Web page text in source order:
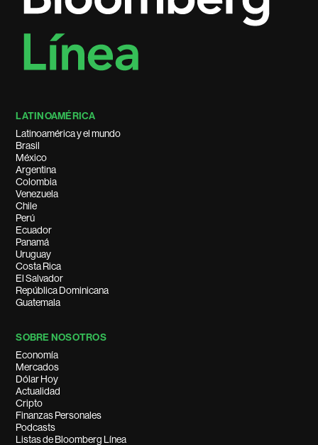
LATINOAMÉRICA
Latinoamérica y el mundo
Brasil
México
Argentina
Colombia
Venezuela
Chile
Perú
Ecuador
Panamá
Uruguay
Costa Rica
El Salvador
República Dominicana
Guatemala
SOBRE NOSOTROS
Economía
Mercados
Dólar Hoy
Actualidad
Cripto
Finanzas Personales
Podcasts
Listas de Bloomberg Línea